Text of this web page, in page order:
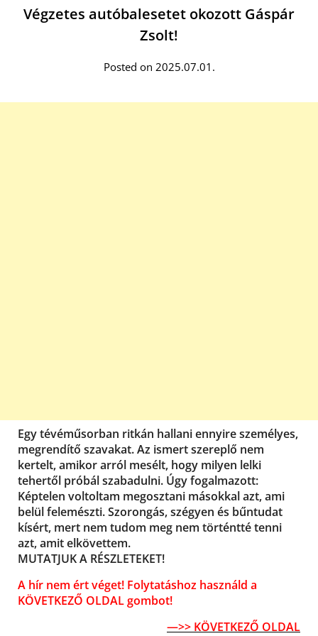
Végzetes autóbalesetet okozott Gáspár
Zsolt!
Posted on 2025.07.01.
Egy tévéműsorban ritkán hallani ennyire személyes,
megrendítő szavakat. Az ismert szereplő nem
kertelt, amikor arról mesélt, hogy milyen lelki
tehertől próbál szabadulni. Úgy fogalmazott:
Képtelen voltoltam megosztani másokkal azt, ami
belül felemészti. Szorongás, szégyen és bűntudat
kísért, mert nem tudom meg nem történtté tenni
azt, amit elkövettem.
MUTATJUK A RÉSZLETEKET!
A hír nem ért véget! Folytatáshoz használd a
KÖVETKEZŐ OLDAL gombot!
—>> KÖVETKEZŐ OLDAL